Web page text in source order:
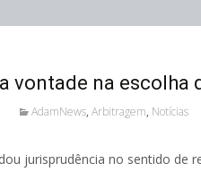
vontade na
AdamNews, Arbitragem, Notícias
jurisprudência no sentido